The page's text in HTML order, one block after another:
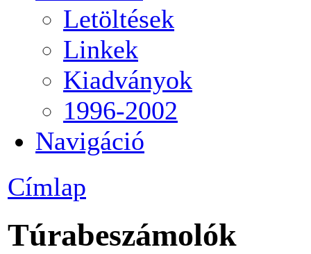
Letöltések
Linkek
Kiadványok
1996-2002
Navigáció
Címlap
Túrabeszámolók